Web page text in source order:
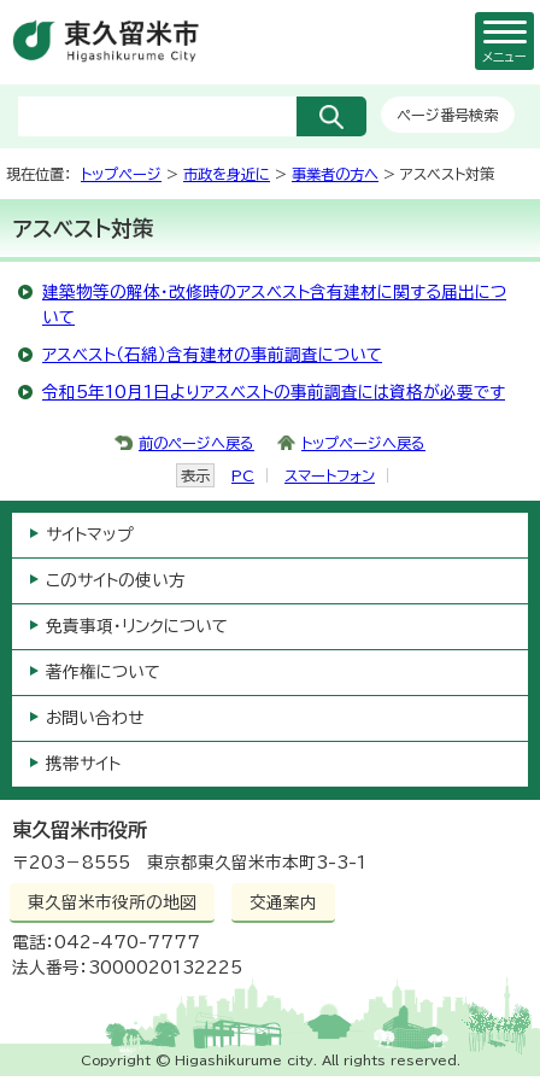
ページ番号検索
メニュー
現在位置： トップページ > 市政を身近に > 事業者の方へ > アスベスト対策
アスベスト対策
建築物等の解体・改修時のアスベスト含有建材に関する届出につ
いて
アスベスト（石綿）含有建材の事前調査について
令和5年10月1日よりアスベストの事前調査には資格が必要です
前のページへ戻る トップページへ戻る
表示 PC スマートフォン
サイトマップ
このサイトの使い方
免責事項・リンクについて
著作権について
お問い合わせ
携帯サイト
東久留米市役所
〒203－8555 東京都東久留米市本町3-3-1
東久留米市役所の地図 交通案内
電話：042-470-7777
法人番号：3000020132225
Copyright © Higashikurume city. All rights reserved.